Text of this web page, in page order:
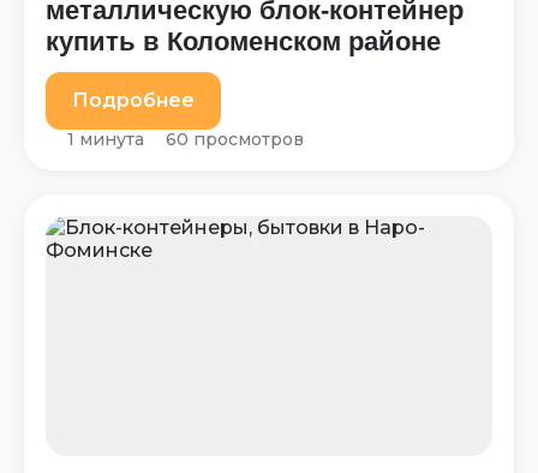
металлическую блок-контейнер
купить в Коломенском районе
Подробнее
1 минута 60 просмотров